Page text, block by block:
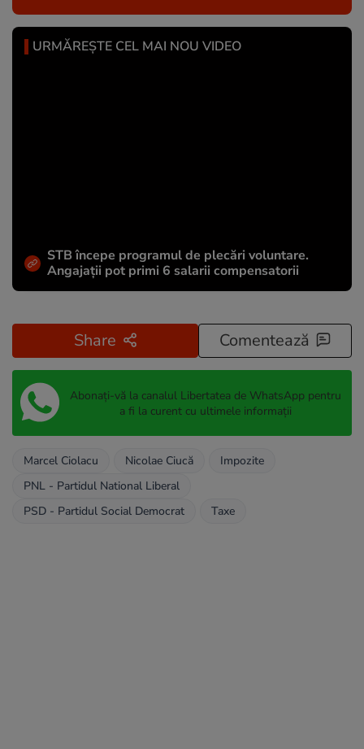
URMĂREȘTE CEL MAI NOU VIDEO
STB începe programul de plecări voluntare.
Angajații pot primi 6 salarii compensatorii
Share Comentează
Abonați-vă la canalul Libertatea de WhatsApp pentru
a fi la curent cu ultimele informații
Marcel Ciolacu Nicolae Ciucă
Impozite
PNL - Partidul National Liberal
PSD - Partidul Social Democrat
Taxe